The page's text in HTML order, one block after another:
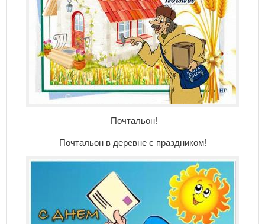
Почтальон!
Почтальон в деревне с праздником!